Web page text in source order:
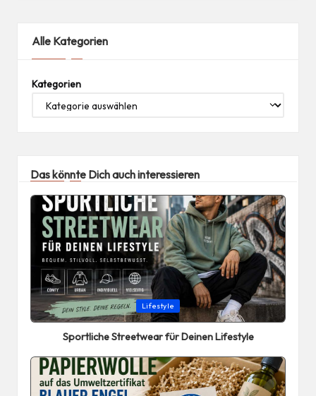
Alle Kategorien
Kategorien
Das könnte Dich auch interessieren
Posted
in
Lifestyle
Sportliche Streetwear für Deinen Lifestyle